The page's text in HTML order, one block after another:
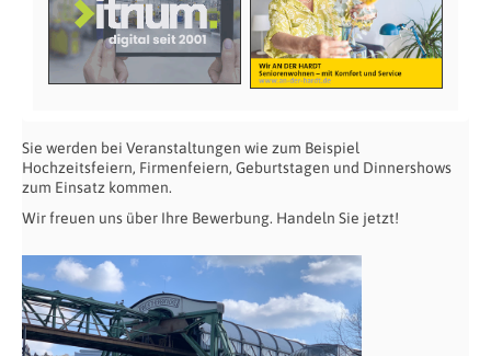
Sie werden bei Veranstaltungen wie zum Beispiel
Hochzeitsfeiern, Firmenfeiern, Geburtstagen und Dinnershows
zum Einsatz kommen.
Wir freuen uns über Ihre Bewerbung. Handeln Sie jetzt!